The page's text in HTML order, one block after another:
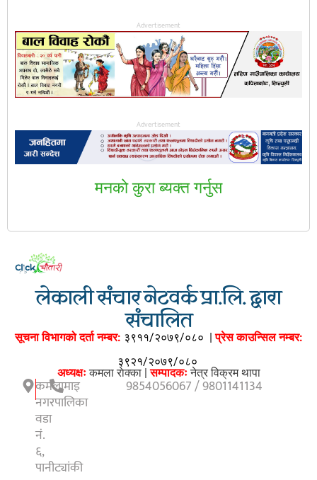
Advertisement
Advertisement
मनकाे कुरा ब्यक्त गर्नुस
लेकाली संचार नेटवर्क प्रा.लि. द्वारा
संचालित
सूचना विभागको दर्ता नम्बर: ३९११/२०७९/०८० |प्रेस काउन्सिल नम्बर:
३९२१/२०७९/०८०
अध्यक्षःकमला राेक्का |सम्पादकःनेत्र विक्रम थापा
कमलामाइ
नगरपालिका
वडा
नं.
६,
पानीट्यांकी
9854056067 / 9801141134